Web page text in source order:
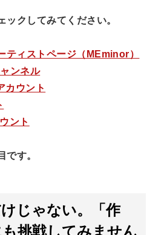
ックしてみてください。
ィストページ（MEminor）
ンネル
カウント
ント
です。
けじゃない。「作
挑戦してみません